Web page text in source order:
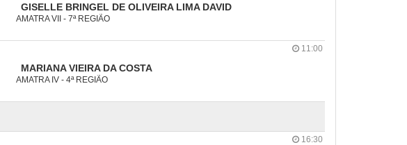
GISELLE BRINGEL DE OLIVEIRA LIMA DAVID
AMATRA VII - 7ª REGIÃO
MARIANA VIEIRA DA COSTA
AMATRA IV - 4ª REGIÃO
11:00
16:30